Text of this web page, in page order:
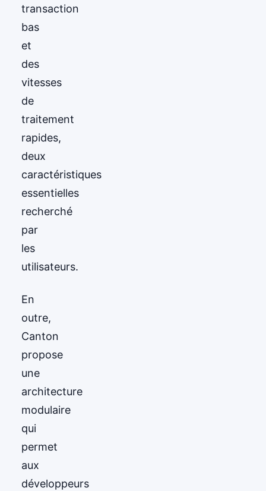
transaction
bas
et
des
vitesses
de
traitement
rapides,
deux
caractéristiques
essentielles
recherché
par
les
utilisateurs.
En
outre,
Canton
propose
une
architecture
modulaire
qui
permet
aux
développeurs